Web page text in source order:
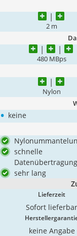
2 m
480 MBps
Nylon
• keine
schnelle
Datenübertragung
sehr lang
Lieferzeit
Sofort lieferbar
keine Angabe